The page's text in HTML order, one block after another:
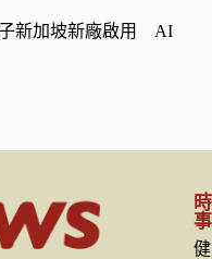
新加坡新廠啟用 AI
時
事
健